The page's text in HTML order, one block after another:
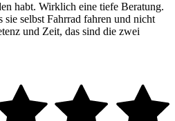
habt. Wirklich eine tiefe Beratung.
sie selbst Fahrrad fahren und nicht
und Zeit, das sind die zwei